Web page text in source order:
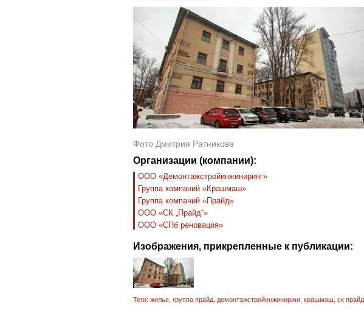
Фото Дмитрия Ратникова
Организации (компании):
ООО «Демонтажстройинжиниринг»
Группа компаний «Крашмаш»
Группа компаний «Прайд»
ООО «СК „Прайд“»
ООО «СПб реновация»
Изображения, прикрепленные к публикации:
Теги: жилье группа прайд демонтажстройинжиниринг, крашмаш ск прайд